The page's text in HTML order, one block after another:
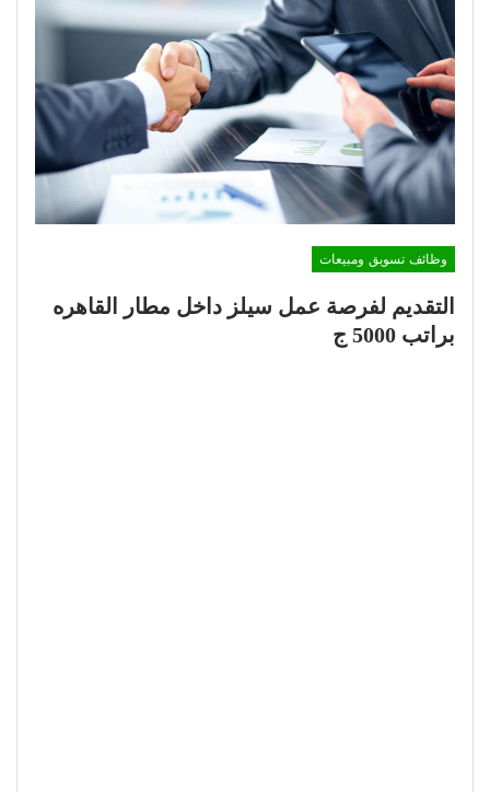
وظائف تسويق ومبيعات
التقديم لفرصة عمل سيلز داخل مطار القاهره
براتب 5000 ج